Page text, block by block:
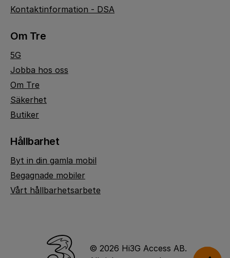
Kontaktinformation - DSA
Om Tre
5G
Jobba hos oss
Om Tre
Säkerhet
Butiker
Hållbarhet
Byt in din gamla mobil
Begagnade mobiler
Vårt hållbarhetsarbete
© 2026 Hi3G Access AB.